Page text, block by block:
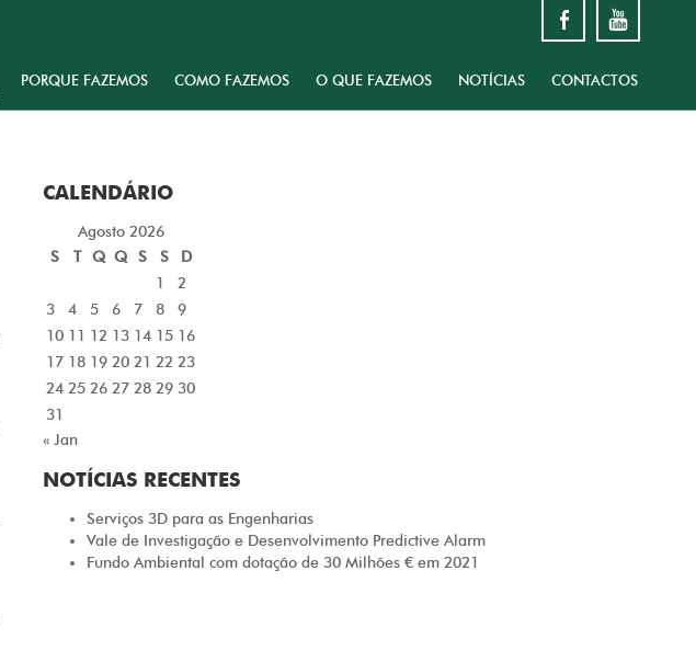
PORQUE FAZEMOS COMO FAZEMOS O QUE FAZEMOS NOTÍCIAS CONTACTOS
CALENDÁRIO
Agosto 2026
S
T Q Q S S
D
1
2
3
4 5 6 7 8
9
10 11 12 13 14 15 16
17 18 19 20 21 22 23
24 25 26 27 28 29 30
31
« Jan
NOTÍCIAS RECENTES
Serviços 3D para as Engenharias
Vale de Investigação e Desenvolvimento Predictive Alarm
Fundo Ambiental com dotação de 30 Milhões € em 2021